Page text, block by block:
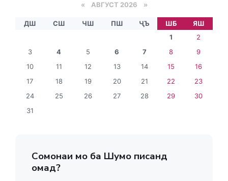
« АВГУСТ 2026 »
ДШ СШ ЧШ ПШ ҶЪ ШБ
ЯШ
1
2
3
4 5 6 7 8
9
10
11 12 13 14 15
16
17
18 19 20 21 22
23
24
25 26 27 28 29
30
31
Сомонаи мо ба Шумо писанд
омад?